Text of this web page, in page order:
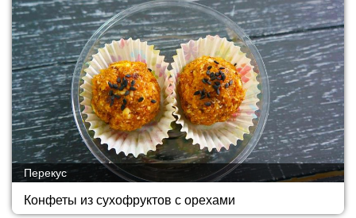
Конфеты из сухофруктов с орехами
Перекус